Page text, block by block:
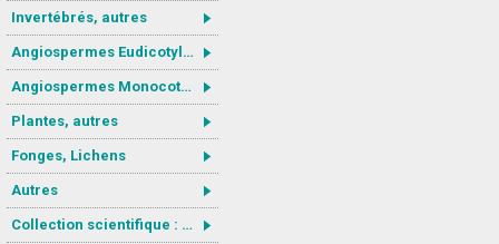
Invertébrés, autres
Angiospermes Eudicotylédones
Angiospermes Monocotylédones
Plantes, autres
Fonges, Lichens
Autres
Collection scientifique : Gastrotricha